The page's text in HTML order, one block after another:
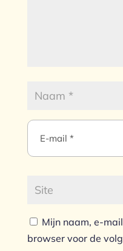
Mijn naam, e-
browser voor de